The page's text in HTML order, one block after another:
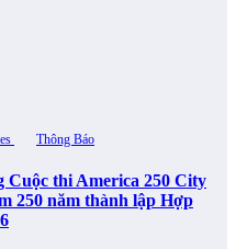
Thông Báo
Cuộc thi America 250 City
250 năm thành lập Hợp